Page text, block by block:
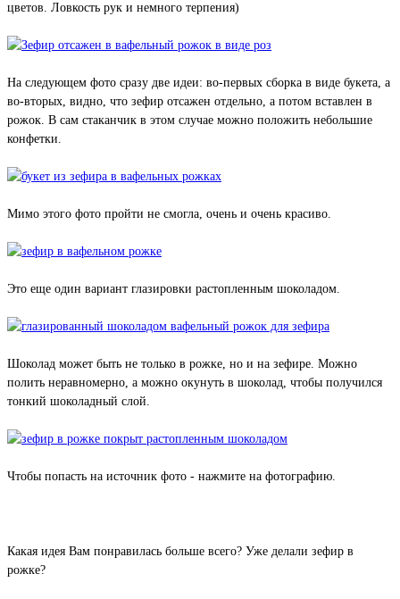
цветов. Ловкость рук и немного терпения)
На следующем фото сразу две идеи: во-первых сборка в виде букета, а
во-вторых, видно, что зефир отсажен отдельно, а потом вставлен в
рожок. В сам стаканчик в этом случае можно положить небольшие
конфетки.
Мимо этого фото пройти не смогла, очень и очень красиво.
Это еще один вариант глазировки растопленным шоколадом.
Шоколад может быть не только в рожке, но и на зефире. Можно
полить неравномерно, а можно окунуть в шоколад, чтобы получился
тонкий шоколадный слой.
Чтобы попасть на источник фото - нажмите на фотографию.
Какая идея Вам понравилась больше всего? Уже делали зефир в
рожке?